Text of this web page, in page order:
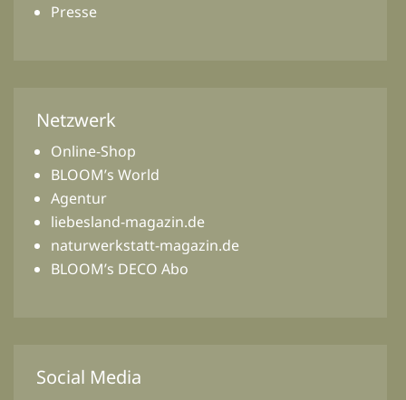
Presse
Netzwerk
Online-Shop
BLOOM’s World
Agentur
liebesland-magazin.de
naturwerkstatt-magazin.de
BLOOM’s DECO Abo
Social Media